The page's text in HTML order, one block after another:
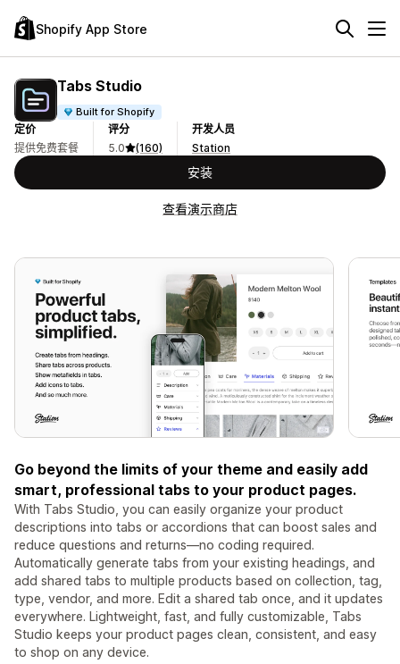
Shopify App Store
Tabs Studio
Built for Shopify
定价
提供免费套餐
评分
5.0
(160)
开发人员
Station
安装
查看演示商店
Go beyond the limits of your theme and easily add
smart, professional tabs to your product pages.
With Tabs Studio, you can easily organize your product
descriptions into tabs or accordions that can boost sales and
reduce questions and returns—no coding required.
Automatically generate tabs from your existing headings, and
add shared tabs to multiple products based on collection, tag,
type, vendor, and more. Edit a shared tab once, and it updates
everywhere. Lightweight, fast, and fully customizable, Tabs
Studio keeps your product pages clean, consistent, and easy
to shop on any device.